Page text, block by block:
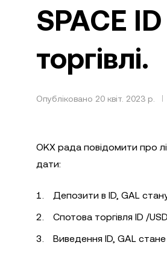
SPACE
торгівлі.
Опубліковано 20 квіт. 2023 р.
OKX рада повідомити про
дати:
Депозити в ID, GAL
Спотова торгівля ID /
Виведення ID, GAL